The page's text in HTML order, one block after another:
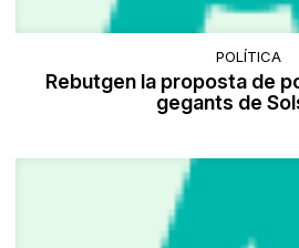
POLÍTICA
Rebutgen la proposta de
gegants de